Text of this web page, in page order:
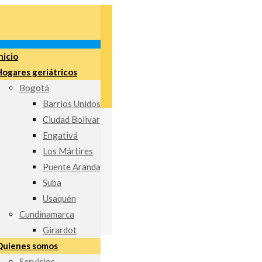
geriátricos
Bogotá
Barrios Unidos
Ciudad Bolivar
Engativá
Los Mártires
Puente Aranda
Suba
Usaquén
Cundinamarca
Girardot
somos